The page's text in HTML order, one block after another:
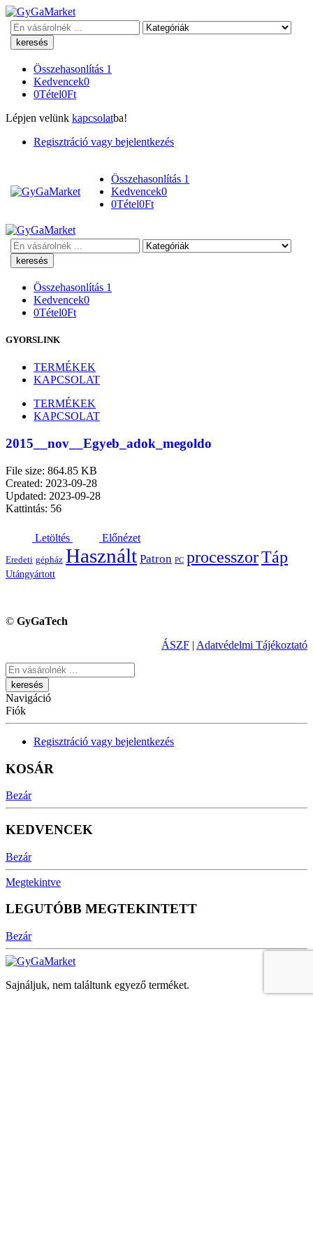
Keresés
Összehasonlítás 1
Kedvencek0
0Tétel0Ft
Lépjen velünk kapcsolatba!
Regisztráció vagy bejelentkezés
Összehasonlítás 1
Kedvencek0
0Tétel0Ft
Keresés
Összehasonlítás 1
Kedvencek0
0Tétel0Ft
GYORSLINK
TERMÉKEK
KAPCSOLAT
TERMÉKEK
KAPCSOLAT
2015__nov__Egyeb_adok_megoldo
File size: 864.85 KB
Created: 2023-09-28
Updated: 2023-09-28
Kattintás: 56
Letöltés Előnézet
Eredeti gépház Használt Patron PC processzorTáp
Utángyártott
© GyGaTech
ÁSZF | Adatvédelmi Tájékoztató
Keresés
Navigáció
Fiók
Regisztráció vagy bejelentkezés
KOSÁR
Bezár
KEDVENCEK
Bezár
Megtekintve
LEGUTÓBB MEGTEKINTETT
Bezár
Sajnáljuk, nem találtunk egyező terméket.